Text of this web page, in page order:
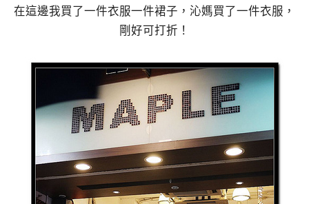
在這邊我買了一件衣服一件裙子，沁媽買了一件衣服，
剛好可打折！